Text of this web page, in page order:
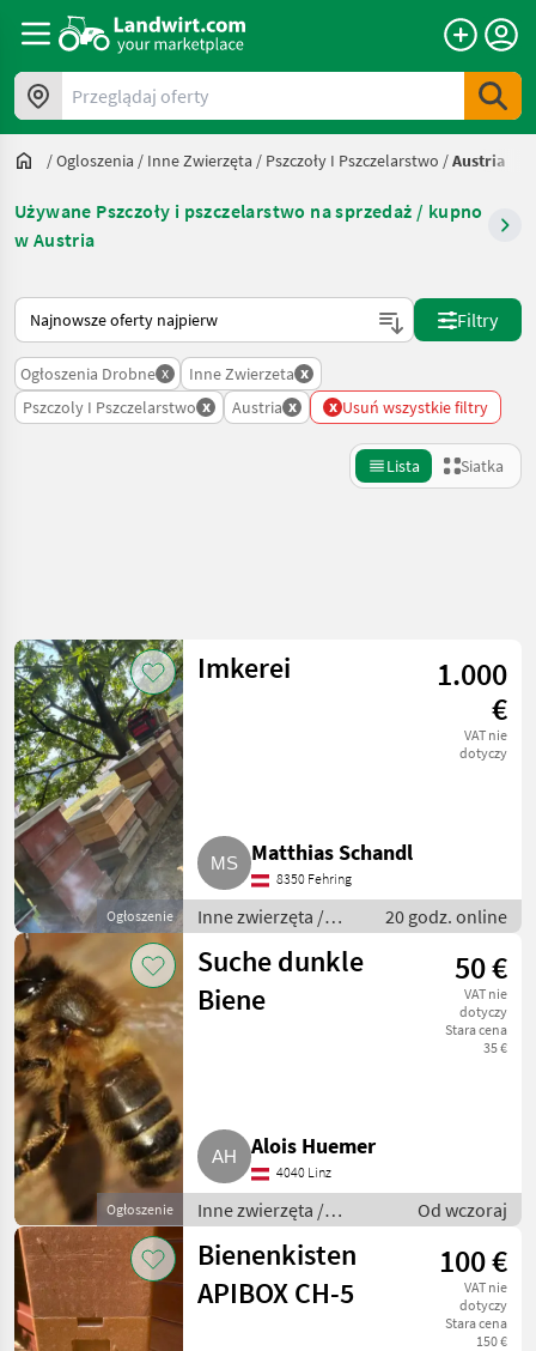
Przeglądaj oferty
/Ogloszenia / Inne Zwierzęta / Pszczoły I Pszczelarstwo /Austria
Używane Pszczoły i pszczelarstwo na sprzedaż / kupno
w Austria
Tak sortuje się na Landwirt.com
Filtry
Ogłoszenia Drobne x Inne Zwierzeta x
Pszczoly I Pszczelarstwo x Austria x x Usuń wszystkie filtry
Lista Siatka
Kategoria 4 Kraj 1
AKTUALNA
ŚCIEŻKA
rynek
zwierząt
Inne
Zwierzeta
Pszczoly I
Pszczelarstwo
WYBIERZ
KATEGORIĘ
Pszczoły i pszczelarstwo
116
MARKETPLACE
Marketplace
Oferty
dealerów
Ogłoszenia
drobne
Zresetuj
Pokaż
116
wyników
Ogłoszenie
Imkerei
1.000
€
VAT nie
dotyczy
Matthias Schandl
8350 Fehring
Inne zwierzęta /
Pszczoły i
pszczelarstwo
20 godz. online
Ogłoszenie
Suche dunkle
Biene
50 €
VAT nie
dotyczy
Stara cena
35 €
Alois Huemer
4040 Linz
Inne zwierzęta /
Pszczoły i pszczelarstwo
Od wczoraj
Bienenkisten
APIBOX CH-5
100 €
VAT nie
dotyczy
Stara cena
150 €